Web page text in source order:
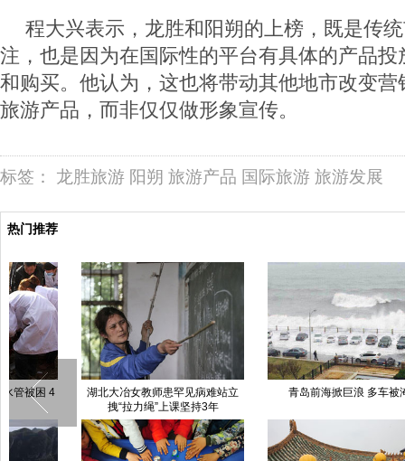
程大兴表示，龙胜和阳朔的上榜，既是传
注，也是因为在国际性的平台有具体的产品
和购买。他认为，这也将带动其他地市改变
旅游产品，而非仅仅做形象宣传。
标签： 龙胜旅游 阳朔 旅游产品 国际旅游 旅游发展
热门推荐
北京：亲子阅读迎“国际儿童图书
日”
丁俊晖5-1胜马克·戴维斯 赛后发